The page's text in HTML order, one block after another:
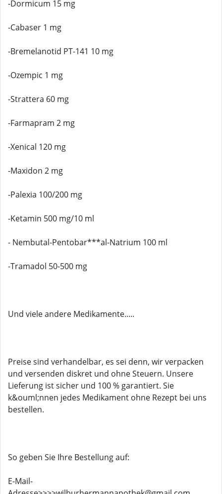
-Dormicum 15 mg
-Cabaser 1 mg
-Bremelanotid PT-141 10 mg
-Ozempic 1 mg
-Strattera 60 mg
-Farmapram 2 mg
-Xenical 120 mg
-Maxidon 2 mg
-Palexia 100/200 mg
-Ketamin 500 mg/10 ml
- Nembutal-Pentobar***al-Natrium 100 ml
-Tramadol 50-500 mg
Und viele andere Medikamente.....
Preise sind verhandelbar, es sei denn, wir verpacken
und versenden diskret und ohne Steuern. Unsere
Lieferung ist sicher und 100 % garantiert. Sie
k&ouml;nnen jedes Medikament ohne Rezept bei uns
bestellen.
So geben Sie Ihre Bestellung auf:
E-Mail-